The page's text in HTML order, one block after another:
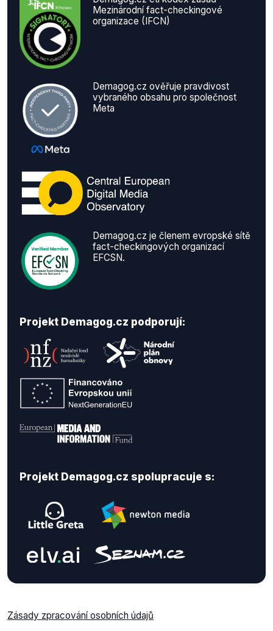
Mezinárodní fact-checkingové
organizace (IFCN)
Demagog.cz ověřuje pravdivost
vybraného obsahu pro společnost
Meta
Demagog.cz je členem evropské sítě
fact-checkingových organizací
EFCSN.
Projekt Demagog.cz podporují:
Projekt Demagog.cz spolupracuje s:
Zásady zpracování osobních údajů